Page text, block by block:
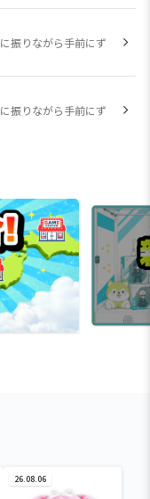
振りながら手前にず
振りながら手前にず
26.08.06